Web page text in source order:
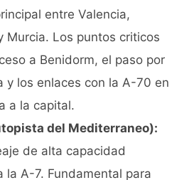
entre Valencia,
Murcia. Los puntos criticos
a Benidorm, el paso por
y los enlaces con la A-70 en
a la capital.
del Mediterraneo):
de alta capacidad
la A-7. Fundamental para